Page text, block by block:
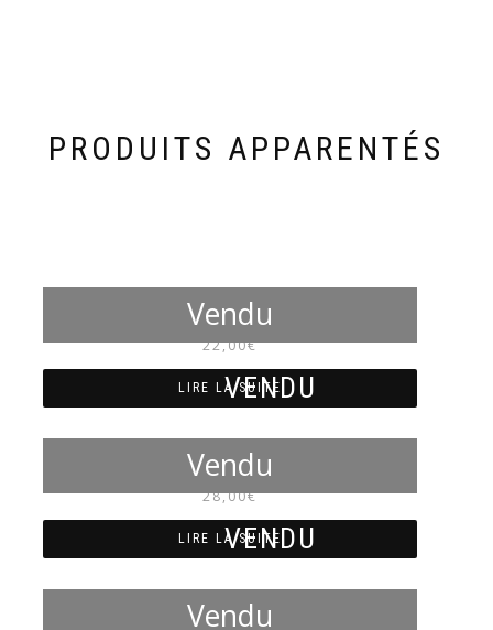
PRODUITS APPARENTÉS
NM4028
22,00€
LIRE LA SUITE
NM3951
28,00€
LIRE LA SUITE
NM4044